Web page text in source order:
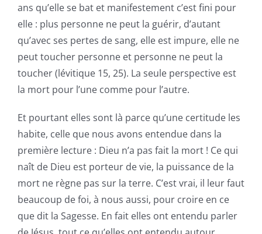
ans qu’elle se bat et manifestement c’est fini pour
elle : plus personne ne peut la guérir, d’autant
qu’avec ses pertes de sang, elle est impure, elle ne
peut toucher personne et personne ne peut la
toucher (lévitique 15, 25). La seule perspective est
la mort pour l’une comme pour l’autre.
Et pourtant elles sont là parce qu’une certitude les
habite, celle que nous avons entendue dans la
première lecture : Dieu n’a pas fait la mort ! Ce qui
naît de Dieu est porteur de vie, la puissance de la
mort ne règne pas sur la terre. C’est vrai, il leur faut
beaucoup de foi, à nous aussi, pour croire en ce
que dit la Sagesse. En fait elles ont entendu parler